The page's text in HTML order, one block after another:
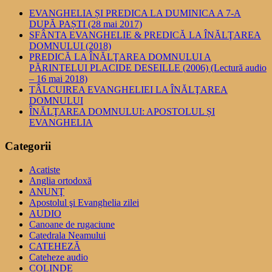
EVANGHELIA ȘI PREDICA LA DUMINICA A 7-A
DUPĂ PAȘTI (28 mai 2017)
SFÂNTA EVANGHELIE & PREDICĂ LA ÎNĂLŢAREA
DOMNULUI (2018)
PREDICĂ LA ÎNĂLŢAREA DOMNULUI A
PĂRINTELUI PLACIDE DESEILLE (2006) (Lectură audio
– 16 mai 2018)
TÂLCUIREA EVANGHELIEI LA ÎNĂLŢAREA
DOMNULUI
ÎNĂLŢAREA DOMNULUI: APOSTOLUL ȘI
EVANGHELIA
Categorii
Acatiste
Anglia ortodoxă
ANUNŢ
Apostolul şi Evanghelia zilei
AUDIO
Canoane de rugaciune
Catedrala Neamului
CATEHEZĂ
Cateheze audio
COLINDE